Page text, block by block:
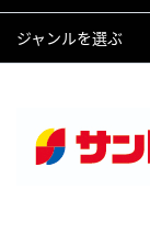
ジャンルを選ぶ